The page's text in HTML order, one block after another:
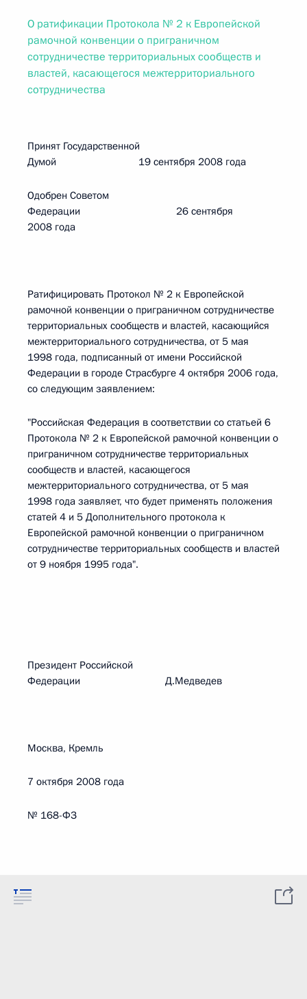
О ратификации Протокола № 2 к Европейской
рамочной конвенции о приграничном
сотрудничестве территориальных сообществ и
властей, касающегося межтерриториального
сотрудничества
Принят Государственной
Думой 19 сентября 2008 года
Одобрен Советом
Федерации 26 сентября
2008 года
Ратифицировать Протокол № 2 к Европейской
рамочной конвенции о приграничном сотрудничестве
территориальных сообществ и властей, касающийся
межтерриториального сотрудничества, от 5 мая
1998 года, подписанный от имени Российской
Федерации в городе Страсбурге 4 октября 2006 года,
со следующим заявлением:
"Российская Федерация в соответствии со статьей 6
Протокола № 2 к Европейской рамочной конвенции о
приграничном сотрудничестве территориальных
сообществ и властей, касающегося
межтерриториального сотрудничества, от 5 мая
1998 года заявляет, что будет применять положения
статей 4 и 5 Дополнительного протокола к
Европейской рамочной конвенции о приграничном
сотрудничестве территориальных сообществ и властей
от 9 ноября 1995 года".
Президент Российской
Федерации Д.Медведев
Москва, Кремль
7 октября 2008 года
№ 168-ФЗ